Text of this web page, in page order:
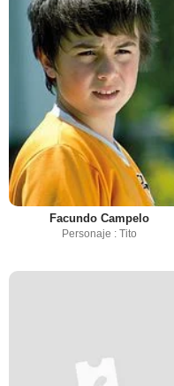
Facundo Campelo
Personaje : Tito